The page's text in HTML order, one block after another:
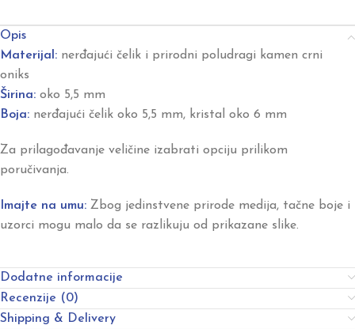
Opis
Materijal: nerđajući čelik i prirodni poludragi kamen crni
oniks
Širina: oko 5,5 mm
Boja: nerđajući čelik oko 5,5 mm, kristal oko 6 mm
Za prilagođavanje veličine izabrati opciju prilikom
poručivanja.
Imajte na umu: Zbog jedinstvene prirode medija, tačne boje i
uzorci mogu malo da se razlikuju od prikazane slike.
Dodatne informacije
Recenzije (0)
Shipping & Delivery